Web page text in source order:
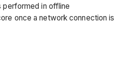
in offline
once a network connection is